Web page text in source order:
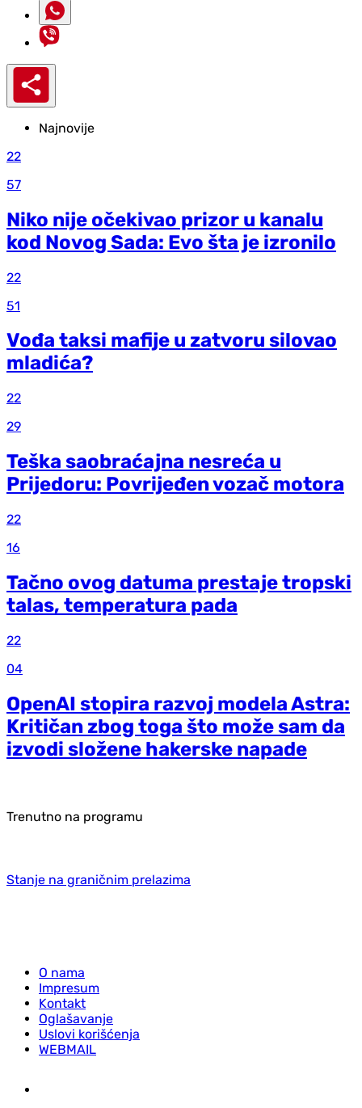
Najnovije
22
57
Niko nije očekivao prizor u kanalu
kod Novog Sada: Evo šta je izronilo
22
51
Vođa taksi mafije u zatvoru silovao
mladića?
22
29
Teška saobraćajna nesreća u
Prijedoru: Povrijeđen vozač motora
22
16
Tačno ovog datuma prestaje tropski
talas, temperatura pada
22
04
OpenAI stopira razvoj modela Astra:
Kritičan zbog toga što može sam da
izvodi složene hakerske napade
Trenutno na programu
Stanje na graničnim prelazima
O nama
Impresum
Kontakt
Oglašavanje
Uslovi korišćenja
WEBMAIL